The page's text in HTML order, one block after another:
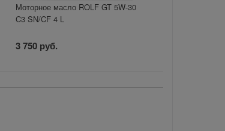
Моторное масло ROLF GT 5W-30
C3 SN/CF 4 L
3 750 руб.